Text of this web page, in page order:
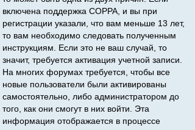
включена поддержка COPPA, и вы при
регистрации указали, что вам меньше 13 лет,
то вам необходимо следовать полученным
инструкциям. Если это не ваш случай, то
значит, требуется активация учетной записи.
На многих форумах требуется, чтобы все
новые пользователи были активированы
самостоятельно, либо администратором до
того, как они смогут в них войти. Эта
информация отображается в процессе